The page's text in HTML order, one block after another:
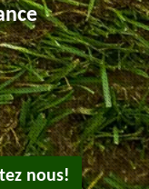
nous!